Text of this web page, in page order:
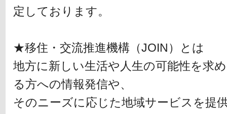
定しております。
★移住・交流推進機構（JOIN）とは
地方に新しい生活や人生の可能性を求
る方への情報発信や、
そのニーズに応じた地域サービスを提